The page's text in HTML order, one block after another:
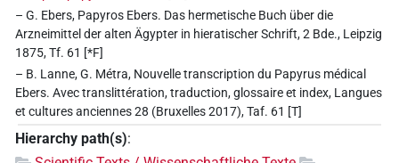
– G. Ebers, Papyros Ebers. Das hermetische Buch über die
Arzneimittel der alten Ägypter in hieratischer Schrift, 2 Bde., Leipzig
1875, Tf. 61 [*F]
– B. Lanne, G. Métra, Nouvelle transcription du Papyrus médical
Ebers. Avec translittération, traduction, glossaire et index, Langues
et cultures anciennes 28 (Bruxelles 2017), Taf. 61 [T]
Hierarchy path(s):